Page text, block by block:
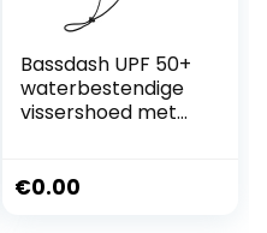
Bassdash UPF 50+
waterbestendige
vissershoed met
verstelbaar voor
€0.00